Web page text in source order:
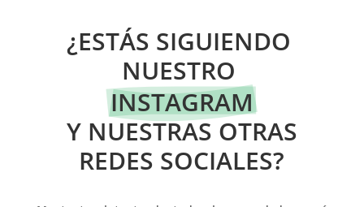
¿ESTÁS SIGUIENDO
NUESTRO
INSTAGRAM
REDES SOCIALES?